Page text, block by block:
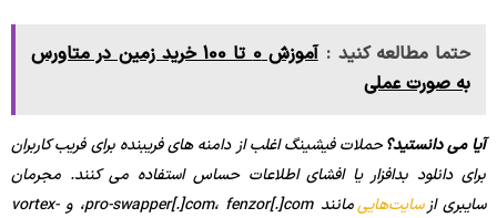
حتما مطالعه کنید :
آموزش 0 تا 100 خرید زمین در متاورس
به صورت عملی
آیا می دانستید؟حملات فیشینگ اغلب از دامنه های فریبنده برای فریب کاربران
برای دانلود بدافزار یا افشای اطلاعات حساس استفاده می کنند. مجرمان
سایبری ازسایت‌هایی
مانند pro-swapper[.]com، fenzor[.]com، و vortex-